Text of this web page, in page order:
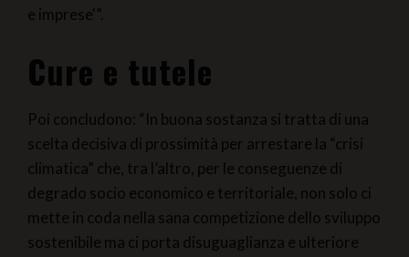
e imprese'”.
Cure e tutele
Poi concludono: “In buona sostanza si tratta di una
scelta decisiva di prossimità per arrestare la “crisi
climatica” che, tra l’altro, per le conseguenze di
degrado socio economico e territoriale, non solo ci
mette in coda nella sana competizione dello sviluppo
sostenibile ma ci porta disuguaglianza e ulteriore